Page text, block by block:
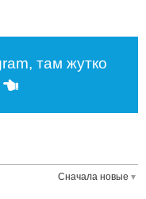
там жутко
Сначала новые